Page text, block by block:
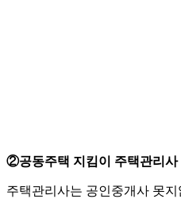
②공동주택 지킴이 주택관리사
주택관리사는 공인중개사 못